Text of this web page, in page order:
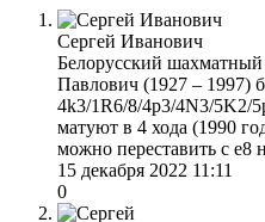
Сергей Иванович
Белорусский
Павлович (1927 – 1997)
4k3/1R6/8/4p3/4N3/5K2/
матуют в 4 хода (1990
можно переставить с е8
15 декабря 2022 11:11
0